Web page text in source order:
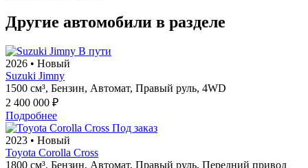
Другие автомобили в разделе
В пути
2026 • Новый
Suzuki Jimny
1500 см³, Бензин, Автомат, Правый руль, 4WD
2 400 000 ₽
Подробнее
Под заказ
2023 • Новый
Toyota Corolla Cross
1800 см³, Бензин, Автомат, Правый руль, Передний привод